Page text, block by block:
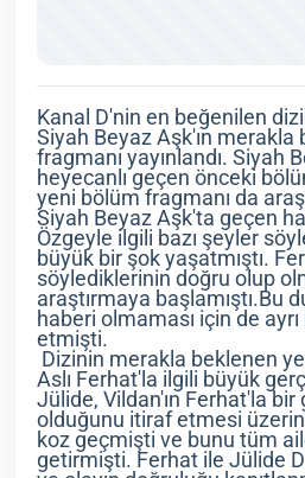
Kanal D'nin en beğenilen
Siyah Beyaz Aşk'ın
fragmanı yayınlandı. Siyah
heyecanlı geçen önceki
yeni bölüm fragmanı da
Siyah Beyaz Aşk'ta geçen
Özgeyle ilgili bazı şeyler
büyük bir şok yaşatmıştı.
söylediklerinin doğru olup
araştırmaya başlamıştı.Bu
haberi olmaması için de
etmişti.
Dizinin merakla beklenen
Aslı Ferhat'la ilgili büyük
Jülide, Vildan'ın Ferhat'la bir
olduğunu itiraf etmesi
koz geçmişti ve bunu tüm
getirmişti. Ferhat ile Jülide